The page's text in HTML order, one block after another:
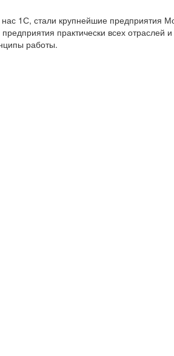
1С, стали крупнейшие предприятия
практически всех отраслей
работы.